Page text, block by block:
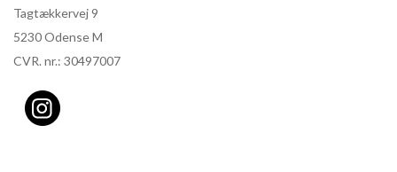
Tagtækkervej 9
5230 Odense M
CVR. nr.: 30497007